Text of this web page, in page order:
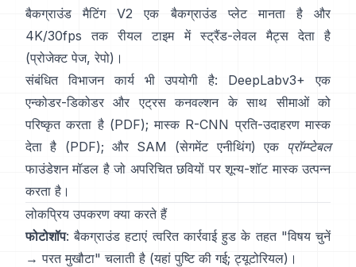
बैकग्राउंड मैटिंग V2 एक बैकग्राउंड प्लेट मानता है और
4K/30fps तक रीयल टाइम में स्ट्रैंड-लेवल मैट्स देता है
(प्रोजेक्ट पेज, रेपो)।
संबंधित विभाजन कार्य भी उपयोगी है:
DeepLabv3+ एक
एन्कोडर-डिकोडर और एट्रस कनवल्शन के साथ सीमाओं को
परिष्कृत करता है (PDF); मास्क R-CNN प्रति-उदाहरण मास्क
देता है (PDF); और SAM (सेगमेंट एनीथिंग) एक
प्रॉम्प्टेबल
फाउंडेशन मॉडल है जो अपरिचित छवियों पर शून्य-शॉट मास्क उत्पन्न
करता है।
लोकप्रिय उपकरण क्या करते हैं
फोटोशॉप:बैकग्राउंड हटाएंत्वरित कार्रवाई हुड के तहत "विषय चुनें
→ परत मुखौटा" चलाती है (यहां पुष्टि की गई; ट्यूटोरियल)।